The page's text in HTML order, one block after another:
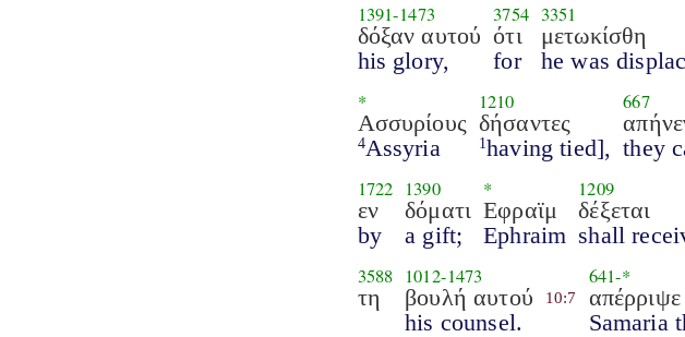
1391-1473
δόξαν αυτού
his glory,
3754
ότι
for
3351
μετωκίσθη
he was
*
Ασσυρίους
4Assyria
1210
δήσαντες
1having tied],
667
they
1722
εν
by
1390
δόματι
a gift;
*
Εφραϊμ
Ephraim
1209
δέξεται
shall
3588
τη
1012-1473
βουλή αυτού
his counsel.
10:7
641-*
Samaria